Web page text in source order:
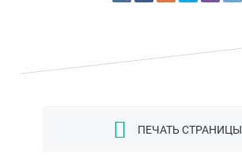
ПЕЧАТЬ СТРАНИЦЫ